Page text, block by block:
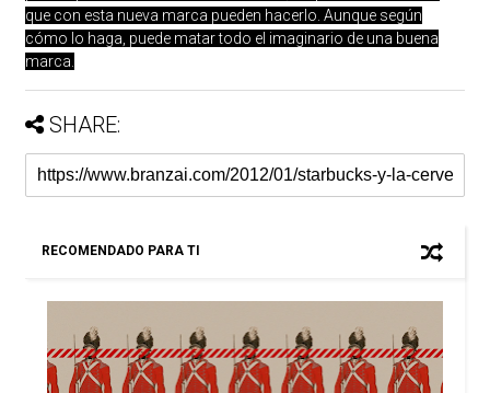
que con esta nueva marca pueden hacerlo. Aunque según
cómo lo haga, puede matar todo el imaginario de una buena
marca.
SHARE:
RECOMENDADO PARA TI